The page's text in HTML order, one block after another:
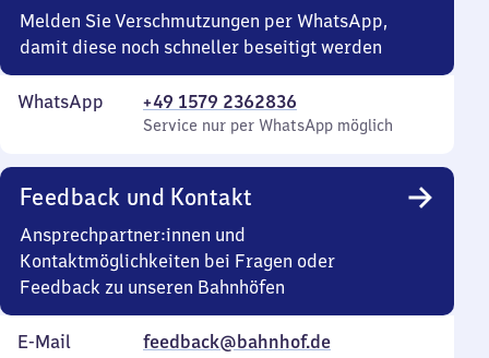
Melden Sie Verschmutzungen per WhatsApp,
damit diese noch schneller beseitigt werden
WhatsApp +49 1579 2362836
Service nur per WhatsApp möglich
Feedback und Kontakt
Ansprechpartner:innen und
Kontaktmöglichkeiten bei Fragen oder
Feedback zu unseren Bahnhöfen
E-Mail
feedback@bahnhof.de